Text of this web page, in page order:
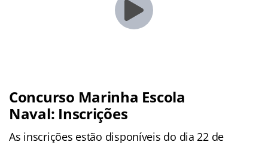
Concurso Marinha Escola
Naval: Inscrições
As inscrições estão disponíveis do dia 22 de